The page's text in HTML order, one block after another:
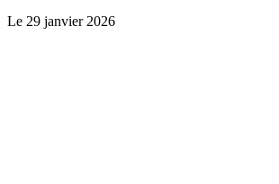
Le 29 janvier 2026